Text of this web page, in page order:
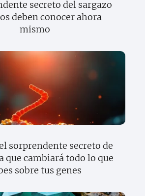
secreto del sargazo
deben conocer ahora
mismo
sorprendente secreto de
que cambiará todo lo que
sobre tus genes